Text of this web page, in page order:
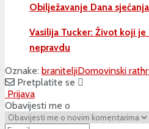
Obilježavanje Dana
Vasilija Tucker: Život koji
nepravdu
Oznake: braniteljiDomovinski rat
Pretplatite se
Prijava
Obavijesti me o